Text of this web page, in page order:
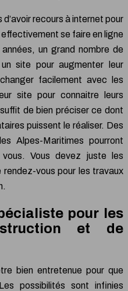
recours à internet pour
se faire en ligne
un grand nombre de
site pour augmenter leur
facilement avec les
site pour connaitre leurs
de bien préciser ce dont
puissent le réaliser. Des
Alpes-Maritimes pourront
Vous devez juste les
vous pour les travaux
pour les
et de
bien entretenue pour que
possibilités sont infinies